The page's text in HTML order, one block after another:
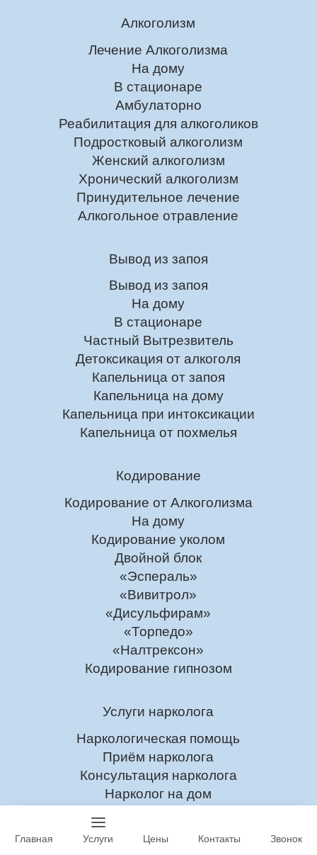
Алкоголизм
Лечение Алкоголизма
На дому
В стационаре
Амбулаторно
Реабилитация для алкоголиков
Подростковый алкоголизм
Женский алкоголизм
Хронический алкоголизм
Принудительное лечение
Алкогольное отравление
Вывод из запоя
Вывод из запоя
На дому
В стационаре
Частный Вытрезвитель
Детоксикация от алкоголя
Капельница от запоя
Капельница на дому
Капельница при интоксикации
Капельница от похмелья
Кодирование
Кодирование от Алкоголизма
На дому
Кодирование уколом
Двойной блок
«Эспераль»
«Вивитрол»
«Дисульфирам»
«Торпедо»
«Налтрексон»
Кодирование гипнозом
Услуги нарколога
Наркологическая помощь
Приём нарколога
Консультация нарколога
Нарколог на дом
Анонимная помощь
Тест на наркотики
Главная Услуги Цены Контакты Звонок